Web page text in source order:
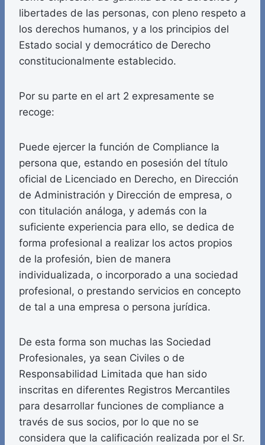
libertades de las personas, con pleno respeto a
los derechos humanos, y a los principios del
Estado social y democrático de Derecho
constitucionalmente establecido.
Por su parte en el art 2 expresamente se
recoge:
Puede ejercer la función de Compliance la
persona que, estando en posesión del título
oficial de Licenciado en Derecho, en Dirección
de Administración y Dirección de empresa, o
con titulación análoga, y además con la
suficiente experiencia para ello, se dedica de
forma profesional a realizar los actos propios
de la profesión, bien de manera
individualizada, o incorporado a una sociedad
profesional, o prestando servicios en concepto
de tal a una empresa o persona jurídica.
De esta forma son muchas las Sociedad
Profesionales, ya sean Civiles o de
Responsabilidad Limitada que han sido
inscritas en diferentes Registros Mercantiles
para desarrollar funciones de compliance a
través de sus socios, por lo que no se
considera que la calificación realizada por el Sr.